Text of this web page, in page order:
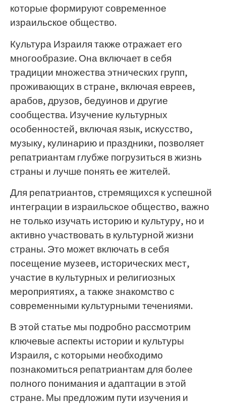
которые формируют современное
израильское общество.
Культура Израиля также отражает его
многообразие. Она включает в себя
традиции множества этнических групп,
проживающих в стране, включая евреев,
арабов, друзов, бедуинов и другие
сообщества. Изучение культурных
особенностей, включая язык, искусство,
музыку, кулинарию и праздники, позволяет
репатриантам глубже погрузиться в жизнь
страны и лучше понять ее жителей.
Для репатриантов, стремящихся к успешной
интеграции в израильское общество, важно
не только изучать историю и культуру, но и
активно участвовать в культурной жизни
страны. Это может включать в себя
посещение музеев, исторических мест,
участие в культурных и религиозных
мероприятиях, а также знакомство с
современными культурными течениями.
В этой статье мы подробно рассмотрим
ключевые аспекты истории и культуры
Израиля, с которыми необходимо
познакомиться репатриантам для более
полного понимания и адаптации в этой
стране. Мы предложим пути изучения и